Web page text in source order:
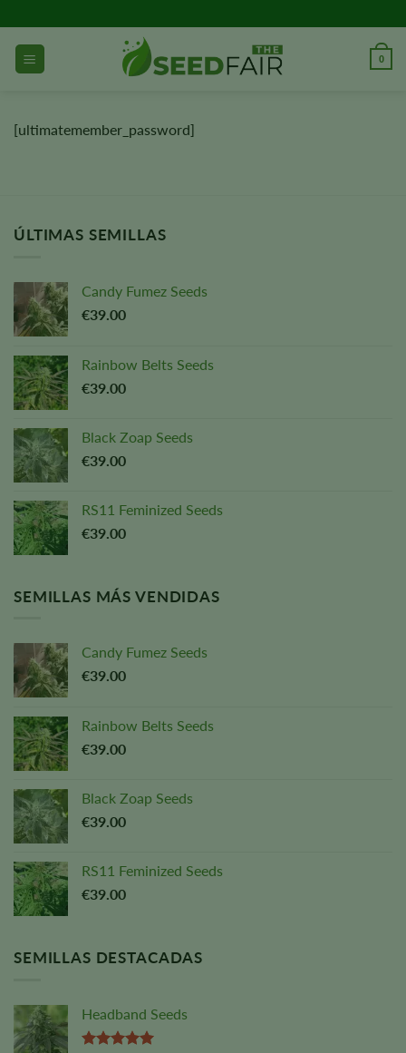
al
contenido
0
[ultimatemember_password]
ÚLTIMAS SEMILLAS
Candy Fumez Seeds
€39.00
Rainbow Belts Seeds
€39.00
Black Zoap Seeds
€39.00
RS11 Feminized Seeds
€39.00
SEMILLAS MÁS VENDIDAS
Candy Fumez Seeds
€39.00
Rainbow Belts Seeds
€39.00
Black Zoap Seeds
€39.00
RS11 Feminized Seeds
€39.00
SEMILLAS DESTACADAS
Headband Seeds